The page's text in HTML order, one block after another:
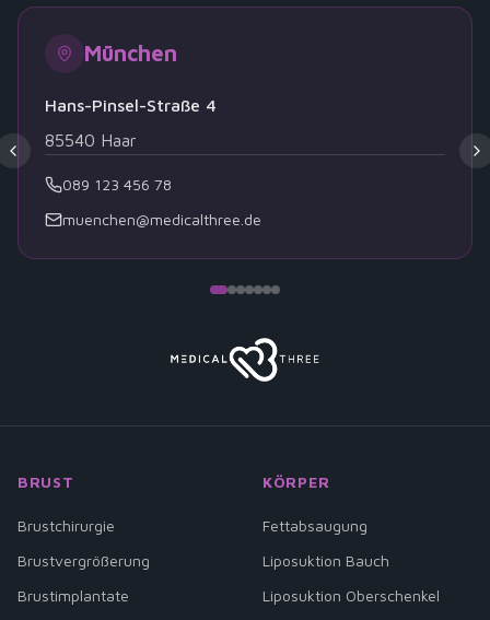
München
Hans-Pinsel-Straße 4
85540 Haar
089 123 456 78
muenchen@medicalthree.de
BRUST
Brustchirurgie
Brustvergrößerung
Brustimplantate
KÖRPER
Fettabsaugung
Liposuktion Bauch
Liposuktion Oberschenkel